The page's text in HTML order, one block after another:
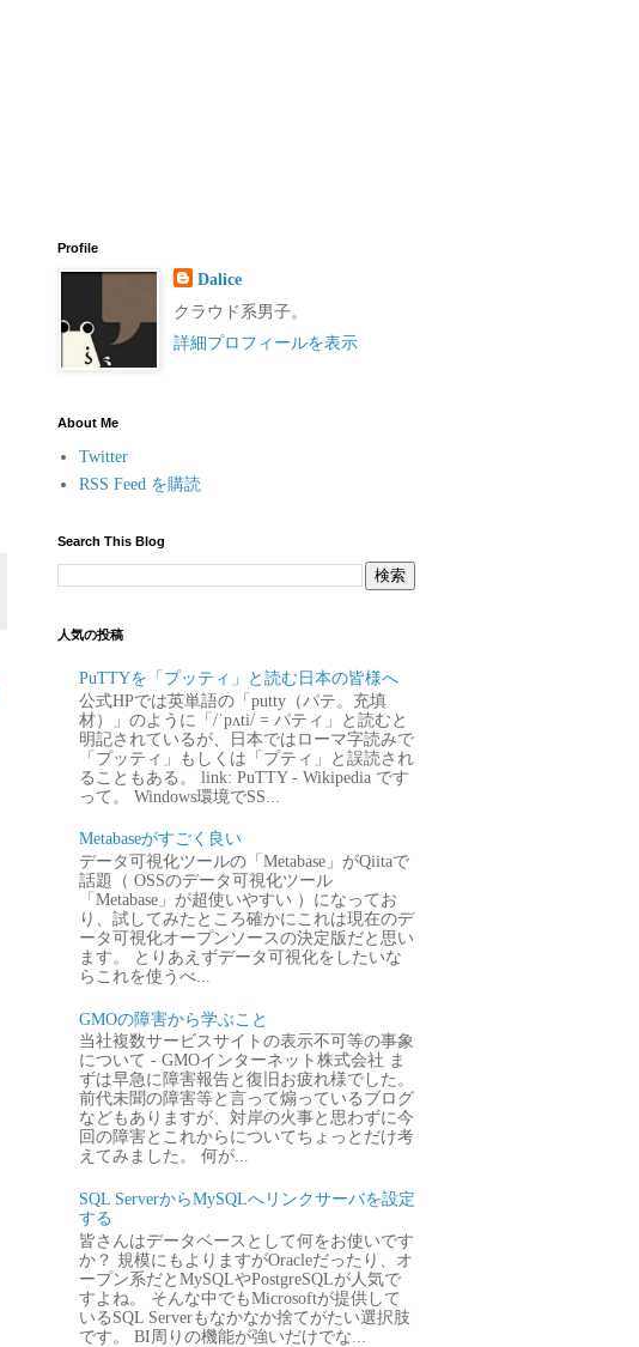
Profile
Dalice
クラウド系男子。
詳細プロフィールを表示
About Me
Twitter
RSS Feed を購読
Search This Blog
人気の投稿
PuTTYを「プッティ」と読む日本の皆様へ
公式HPでは英単語の「putty（パテ。充填
材）」のように「/ˈpʌti/ = パティ」と読むと
明記されているが、日本ではローマ字読みで
「プッティ」もしくは「プティ」と誤読され
ることもある。 link: PuTTY - Wikipedia です
って。 Windows環境でSS...
Metabaseがすごく良い
データ可視化ツールの「Metabase」がQiitaで
話題（ OSSのデータ可視化ツール
「Metabase」が超使いやすい ）になってお
り、試してみたところ確かにこれは現在のデ
ータ可視化オープンソースの決定版だと思い
ます。 とりあえずデータ可視化をしたいな
らこれを使うべ...
GMOの障害から学ぶこと
当社複数サービスサイトの表示不可等の事象
について - GMOインターネット株式会社 ま
ずは早急に障害報告と復旧お疲れ様でした。
前代未聞の障害等と言って煽っているブログ
などもありますが、対岸の火事と思わずに今
回の障害とこれからについてちょっとだけ考
えてみました。 何が...
SQL ServerからMySQLへリンクサーバを設定
する
皆さんはデータベースとして何をお使いです
か？ 規模にもよりますがOracleだったり、オ
ープン系だとMySQLやPostgreSQLが人気で
すよね。 そんな中でもMicrosoftが提供して
いるSQL Serverもなかなか捨てがたい選択肢
です。 BI周りの機能が強いだけでな...